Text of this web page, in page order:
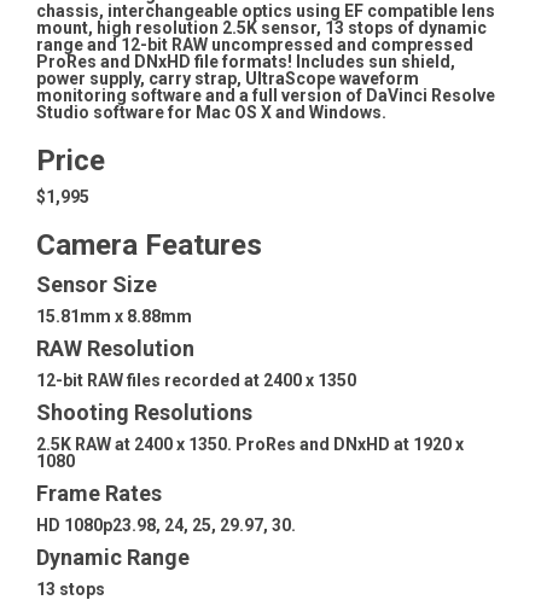
chassis, interchangeable optics using EF compatible lens
mount, high resolution 2.5K sensor, 13 stops of dynamic
range and 12-bit RAW uncompressed and compressed
ProRes and DNxHD file formats! Includes sun shield,
power supply, carry strap, UltraScope waveform
monitoring software and a full version of DaVinci Resolve
Studio software for Mac OS X and Windows.
Price
$1,995
Camera Features
Sensor Size
15.81mm x 8.88mm
RAW Resolution
12-bit RAW files recorded at 2400 x 1350
Shooting Resolutions
2.5K RAW at 2400 x 1350. ProRes and DNxHD at 1920 x
1080
Frame Rates
HD 1080p23.98, 24, 25, 29.97, 30.
Dynamic Range
13 stops